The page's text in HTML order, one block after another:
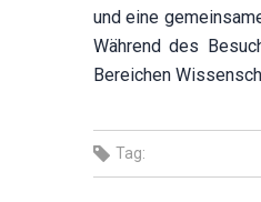
und eine
Während des
Bereichen
Tag: